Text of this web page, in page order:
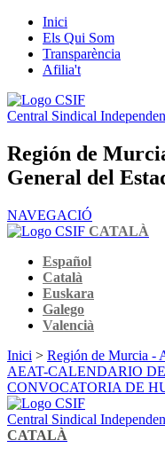
Inici
Els Qui Som
Transparència
Afilia't
Central Sindical
Región de
General del
NAVEGACIÓ
CATALÀ
Español
Català
Euskara
Galego
Valencià
Inici > Región de Murcia -
AEAT-CALENDARIO
CONVOCATORIA DE
Central Sindical
CATALÀ